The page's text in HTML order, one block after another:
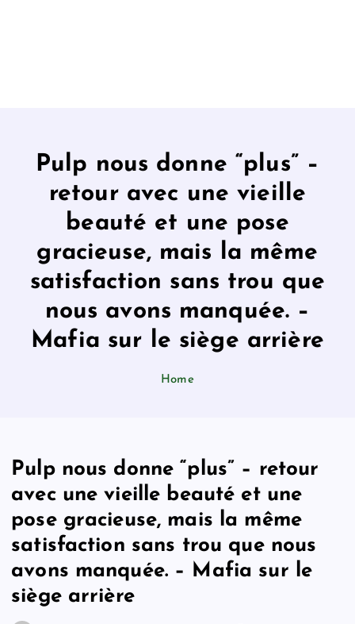
Pulp nous donne “plus” –
retour avec une vieille
beauté et une pose
gracieuse, mais la même
satisfaction sans trou que
nous avons manquée. –
Mafia sur le siège arrière
Home
Pulp nous donne “plus” – retour
avec une vieille beauté et une
pose gracieuse, mais la même
satisfaction sans trou que nous
avons manquée. – Mafia sur le
siège arrière